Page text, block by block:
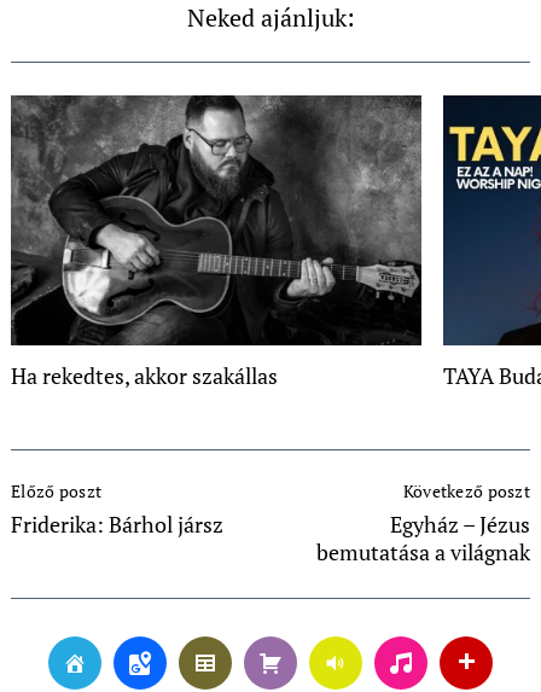
Neked ajánljuk:
Ha rekedtes, akkor szakállas TAYA
Navigation
Előző poszt
Friderika: Bárhol jársz
Következő poszt
Egyház – Jézus
bemutatása a világnak